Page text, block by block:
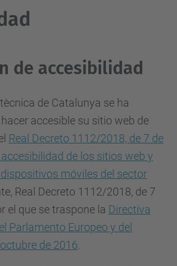
de accesibilidad
de Catalunya se ha
accesible su sitio web de
Real Decreto 1112/2018, de 7 de
de los sitios web y
móviles del sector
Real Decreto 1112/2018, de 7
el que se traspone la Directiva
Parlamento Europeo y del
de 2016